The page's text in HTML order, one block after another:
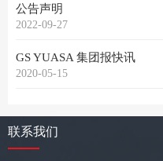
公告声明
2022-09-27
GS YUASA 集团报快讯
2020-05-15
联系我们